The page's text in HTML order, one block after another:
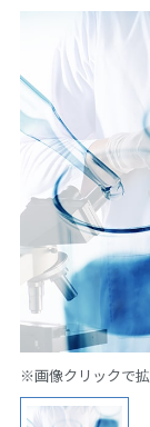
※画像クリックで